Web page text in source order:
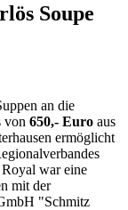
Soupe
an die
von 650,- Euro aus
ermöglicht
war eine
mit der
"Schmitz